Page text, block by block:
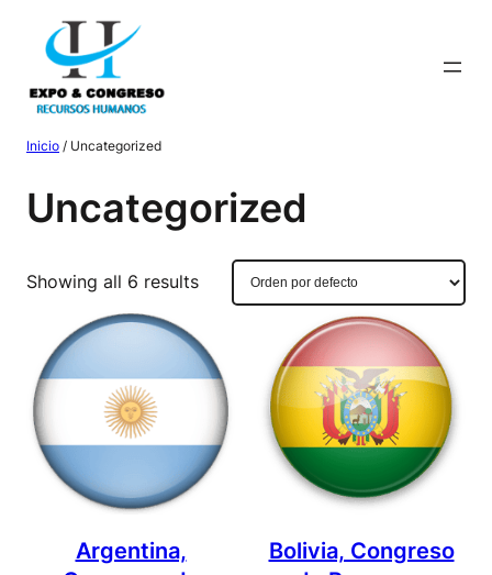
contenido
Inicio / Uncategorized
Uncategorized
Showing all 6 results
Argentina,
Bolivia, Congreso